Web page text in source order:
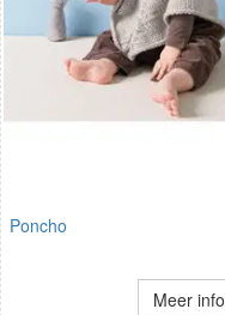
Poncho
Meer info